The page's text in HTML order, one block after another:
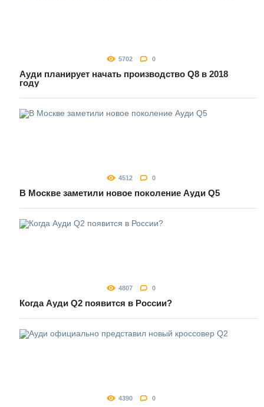
5702 0
Ауди планирует начать производство Q8 в 2018
году
4512 0
В Москве заметили новое поколение Ауди Q5
4807 0
Когда Ауди Q2 появится в России?
4390 0